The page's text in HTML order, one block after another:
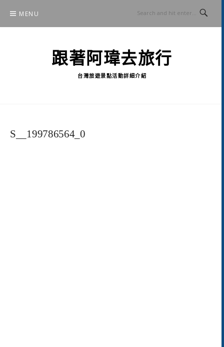
content
MENU
跟著阿瑋去旅行
台灣旅遊景點活動詳細介紹
S__199786564_0